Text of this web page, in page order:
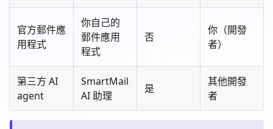
官方郵件應
用程式
你自己的
郵件應用
程式
否
你（開發
者）
第三方 AI
agent
SmartMail
AI 助理
是
其他開發
者